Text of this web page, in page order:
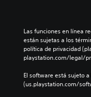
Las funciones en línea
están sujetas a los
política de privacidad
playstation.com/legal/
El software está sujeto
(us.playstation.com/